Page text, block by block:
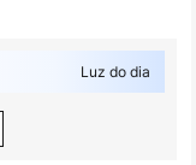
Luz do dia